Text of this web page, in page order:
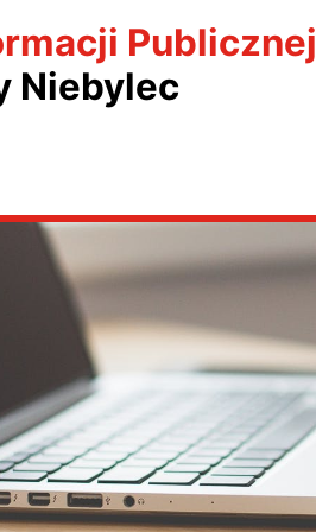
Publicznej
Niebylec